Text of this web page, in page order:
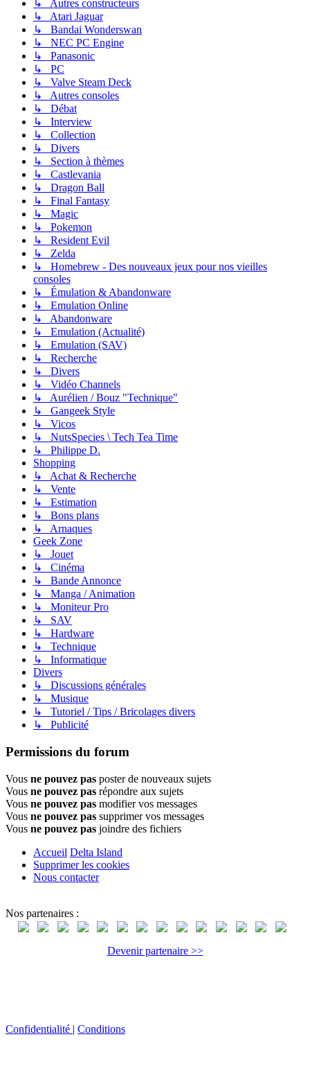
↳ Autres constructeurs
↳ Atari Jaguar
↳ Bandai Wonderswan
↳ NEC PC Engine
↳ Panasonic
↳ PC
↳ Valve Steam Deck
↳ Autres consoles
↳ Débat
↳ Interview
↳ Collection
↳ Divers
↳ Section à thèmes
↳ Castlevania
↳ Dragon Ball
↳ Final Fantasy
↳ Magic
↳ Pokemon
↳ Resident Evil
↳ Zelda
↳ Homebrew - Des nouveaux jeux pour nos vieilles
consoles
↳ Émulation & Abandonware
↳ Emulation Online
↳ Abandonware
↳ Emulation (Actualité)
↳ Emulation (SAV)
↳ Recherche
↳ Divers
↳ Vidéo Channels
↳ Aurélien / Bouz "Technique"
↳ Gangeek Style
↳ Vicos
↳ NutsSpecies \ Tech Tea Time
↳ Philippe D.
Shopping
↳ Achat & Recherche
↳ Vente
↳ Estimation
↳ Bons plans
↳ Arnaques
Geek Zone
↳ Jouet
↳ Cinéma
↳ Bande Annonce
↳ Manga / Animation
↳ Moniteur Pro
↳ SAV
↳ Hardware
↳ Technique
↳ Informatique
Divers
↳ Discussions générales
↳ Musique
↳ Tutoriel / Tips / Bricolages divers
↳ Publicité
Permissions du forum
Vous ne pouvez pas poster de nouveaux sujets
Vous ne pouvez pas répondre aux sujets
Vous ne pouvez pas modifier vos messages
Vous ne pouvez pas supprimer vos messages
Vous ne pouvez pas joindre des fichiers
Accueil Delta Island
Supprimer les cookies
Nous contacter
Nos partenaires :
Devenir partenaire >>
Confidentialité Conditions